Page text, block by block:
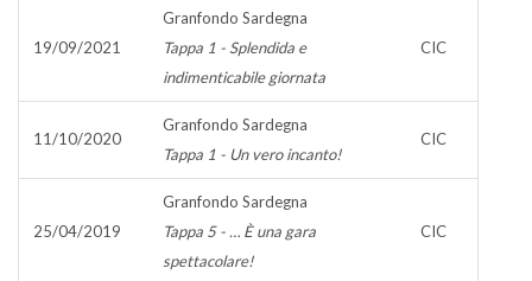
19/09/2021
Granfondo Sardegna
Tappa 1 - Splendida e
indimenticabile giornata
CIC
11/10/2020
Granfondo Sardegna
Tappa 1 - Un vero incanto!
CIC
25/04/2019
Granfondo Sardegna
Tappa 5 - … È una gara
spettacolare!
CIC